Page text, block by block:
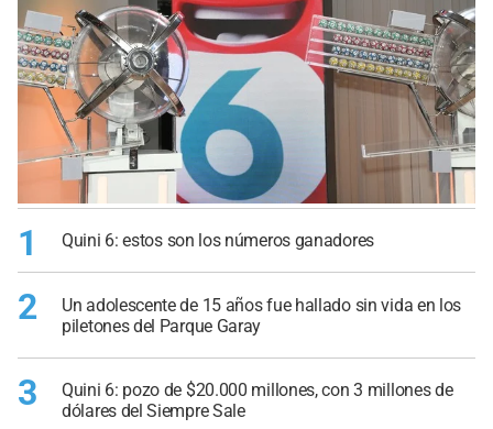
1 Quini 6: estos son los números ganadores
2
Un adolescente de 15 años fue hallado sin vida en los
piletones del Parque Garay
3
Quini 6: pozo de $20.000 millones, con 3 millones de
dólares del Siempre Sale